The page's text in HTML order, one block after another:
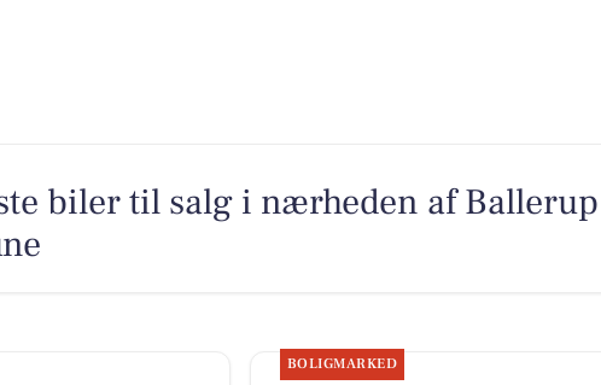
biler til salg i nærheden af Ballerup
BOLIGMARKED